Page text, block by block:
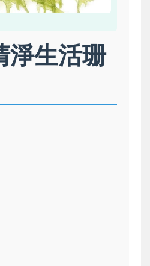
淨生活珊